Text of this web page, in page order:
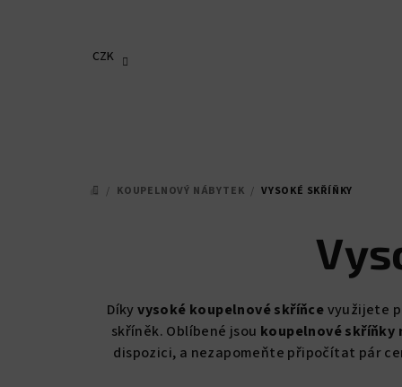
CZK
DOMŮ
/ KOUPELNOVÝ NÁBYTEK / VYSOKÉ SKŘÍŇKY
Díkyvysoké koupelnové skříňcevyužijete
skříněk. Oblíbené jsou koupelnové skříňky
dispozici, a nezapomeňte připočítat pár